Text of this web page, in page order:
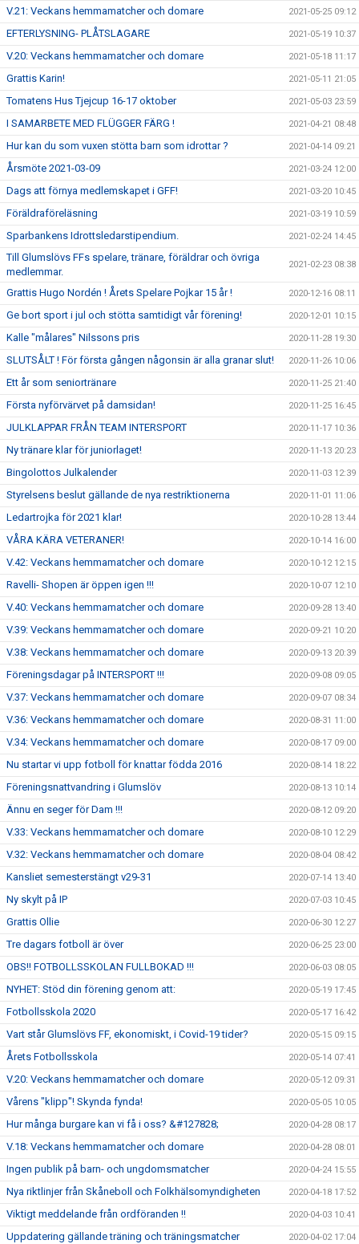
V.21: Veckans hemmamatcher och domare 2021-05-25 09:12
EFTERLYSNING- PLÅTSLAGARE 2021-05-19 10:37
V.20: Veckans hemmamatcher och domare 2021-05-18 11:17
Grattis Karin! 2021-05-11 21:05
Tomatens Hus Tjejcup 16-17 oktober 2021-05-03 23:59
I SAMARBETE MED FLÜGGER FÄRG ! 2021-04-21 08:48
Hur kan du som vuxen stötta barn som idrottar ? 2021-04-14 09:21
Årsmöte 2021-03-09 2021-03-24 12:00
Dags att förnya medlemskapet i GFF! 2021-03-20 10:45
Föräldraföreläsning 2021-03-19 10:59
Sparbankens Idrottsledarstipendium. 2021-02-24 14:45
Till Glumslövs FFs spelare, tränare, föräldrar och övriga
medlemmar.
2021-02-23 08:38
Grattis Hugo Nordén ! Årets Spelare Pojkar 15 år ! 2020-12-16 08:11
Ge bort sport i jul och stötta samtidigt vår förening! 2020-12-01 10:15
Kalle "målares" Nilssons pris 2020-11-28 19:30
SLUTSÅLT ! För första gången någonsin är alla granar slut! 2020-11-26 10:06
Ett år som seniortränare 2020-11-25 21:40
Första nyförvärvet på damsidan! 2020-11-25 16:45
JULKLAPPAR FRÅN TEAM INTERSPORT 2020-11-17 10:36
Ny tränare klar för juniorlaget! 2020-11-13 20:23
Bingolottos Julkalender 2020-11-03 12:39
Styrelsens beslut gällande de nya restriktionerna 2020-11-01 11:06
Ledartrojka för 2021 klar! 2020-10-28 13:44
VÅRA KÄRA VETERANER! 2020-10-14 16:00
V.42: Veckans hemmamatcher och domare 2020-10-12 12:15
Ravelli- Shopen är öppen igen !!! 2020-10-07 12:10
V.40: Veckans hemmamatcher och domare 2020-09-28 13:40
V.39: Veckans hemmamatcher och domare 2020-09-21 10:20
V.38: Veckans hemmamatcher och domare 2020-09-13 20:39
Föreningsdagar på INTERSPORT !!! 2020-09-08 09:05
V.37: Veckans hemmamatcher och domare 2020-09-07 08:34
V.36: Veckans hemmamatcher och domare 2020-08-31 11:00
V.34: Veckans hemmamatcher och domare 2020-08-17 09:00
Nu startar vi upp fotboll för knattar födda 2016 2020-08-14 18:22
Föreningsnattvandring i Glumslöv 2020-08-13 10:14
Ännu en seger för Dam !!! 2020-08-12 09:20
V.33: Veckans hemmamatcher och domare 2020-08-10 12:29
V.32: Veckans hemmamatcher och domare 2020-08-04 08:42
Kansliet semesterstängt v29-31 2020-07-14 13:40
Ny skylt på IP 2020-07-03 10:45
Grattis Ollie 2020-06-30 12:27
Tre dagars fotboll är över 2020-06-25 23:00
OBS!! FOTBOLLSSKOLAN FULLBOKAD !!! 2020-06-03 08:05
NYHET: Stöd din förening genom att: 2020-05-19 17:45
Fotbollsskola 2020 2020-05-17 16:42
Vart står Glumslövs FF, ekonomiskt, i Covid-19 tider? 2020-05-15 09:15
Årets Fotbollsskola 2020-05-14 07:41
V.20: Veckans hemmamatcher och domare 2020-05-12 09:31
Vårens "klipp"! Skynda fynda! 2020-05-05 10:05
Hur många burgare kan vi få i oss? &#127828; 2020-04-28 08:17
V.18: Veckans hemmamatcher och domare 2020-04-28 08:01
Ingen publik på barn- och ungdomsmatcher 2020-04-24 15:55
Nya riktlinjer från Skåneboll och Folkhälsomyndigheten 2020-04-18 17:52
Viktigt meddelande från ordföranden !! 2020-04-03 10:41
Uppdatering gällande träning och träningsmatcher 2020-04-02 17:04